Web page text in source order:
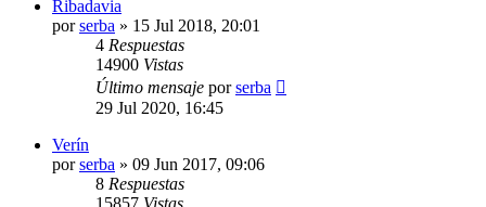
Ribadavia
porserba » 15 Jul 2018, 20:01
4 Respuestas
14900 Vistas
Último mensaje porserba
29 Jul 2020, 16:45
Verín
porserba » 09 Jun 2017, 09:06
8 Respuestas
15857 Vistas